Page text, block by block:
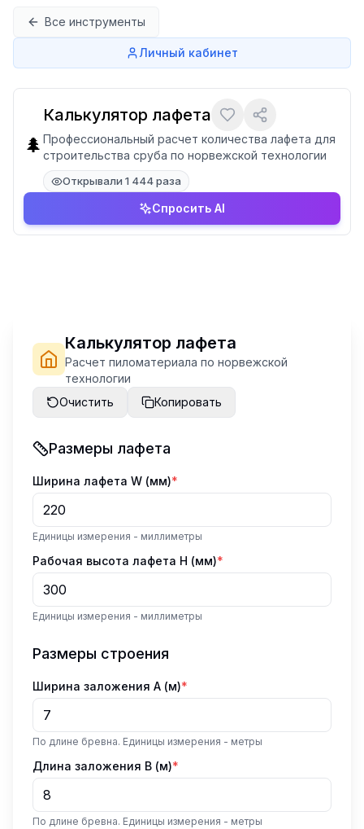
Все инструменты
Личный кабинет
🌲
Калькулятор лафета
Профессиональный расчет количества лафета для
строительства сруба по норвежской технологии
Открывали 1 444 раза
Спросить AI
Калькулятор лафета
Расчет пиломатериала по норвежской
технологии
Очистить
Копировать
Размеры лафета
Ширина лафета W (мм)*
Единицы измерения - миллиметры
Рабочая высота лафета H (мм)*
Единицы измерения - миллиметры
Размеры строения
Ширина заложения A (м)*
По длине бревна. Единицы измерения - метры
Длина заложения B (м)*
По длине бревна. Единицы измерения - метры